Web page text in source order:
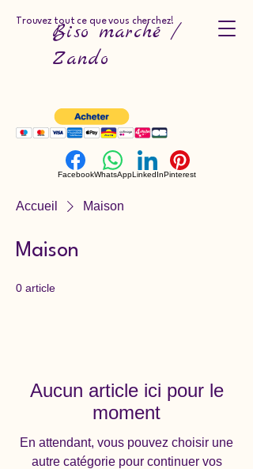
Biso marché /
Zando
Trouvez tout ce que vous cherchez!
FacebookWhatsAppLinkedInPinterest
Accueil Maison
Maison
0 article
Aucun article ici pour le
moment
En attendant, vous pouvez choisir une
autre catégorie pour continuer vos